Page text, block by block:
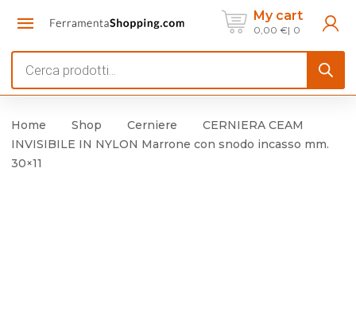
My cart
0,00 € 0
search
Home Shop Cerniere
CERNIERA CEAM
INVISIBILE IN NYLON Marrone con snodo incasso mm.
30×11